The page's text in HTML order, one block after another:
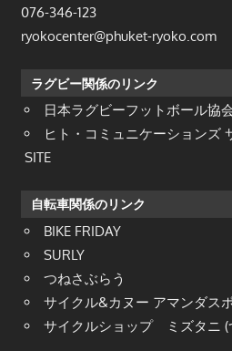
076-346-123
ryokocenter@phuket-ryoko.com
ラグビー関係のリンク
日本ラグビーフットボール協
ヒト・コミュニケーションズ
SITE
自転車関係のリンク
BIKE FRIDAY
SURLY
つねさぶらう
サイクル&カヌー アマンダス
サイクルショップ ミズタニ (